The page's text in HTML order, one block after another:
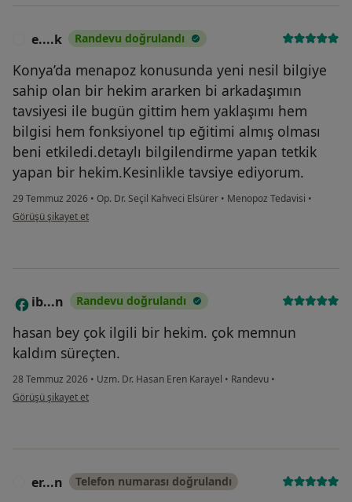
e....k Randevu doğrulandı
Konya’da menapoz konusunda yeni nesil bilgiye
sahip olan bir hekim ararken bi arkadaşımın
tavsiyesi ile bugün gittim hem yaklaşımı hem
bilgisi hem fonksiyonel tıp eğitimi almış olması
beni etkiledi.detaylı bilgilendirme yapan tetkik
yapan bir hekim.Kesinlikle tavsiye ediyorum.
29 Temmuz 2026 • Op. Dr. Seçil Kahveci Elsürer • Menopoz Tedavisi •
kullanıcının görüşüne göre e....k
Görüşü şikayet et
I ib...n Randevu doğrulandı
hasan bey çok ilgili bir hekim. çok memnun
kaldım süreçten.
28 Temmuz 2026 • Uzm. Dr. Hasan Eren Karayel • Randevu •
kullanıcının görüşüne göre ib...n
Görüşü şikayet et
er...n Telefon numarası doğrulandı